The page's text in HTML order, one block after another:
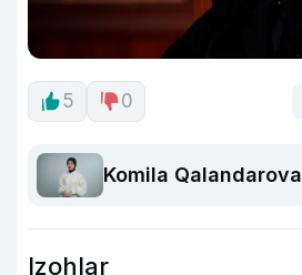
5 0
Komila Qalandarova
Izohlar